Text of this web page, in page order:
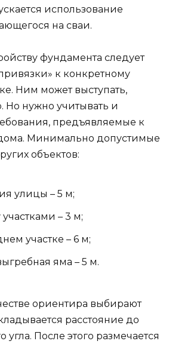
использование
на сваи.
фундамента следует
к конкретному
Ним может выступать,
Но нужно учитывать и
предъявляемые к
Минимально допустимые
объектов:
улицы – 5 м;
– 3 м;
участке – 6 м;
яма – 5 м.
ориентира выбирают
расстояние до
угла. После этого размечается